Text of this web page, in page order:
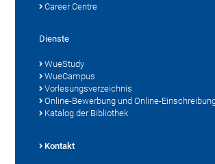
Career Centre
Dienste
WueStudy
WueCampus
Vorlesungsverzeichnis
Online-Bewerbung und Online-
Katalog der Bibliothek
Kontakt